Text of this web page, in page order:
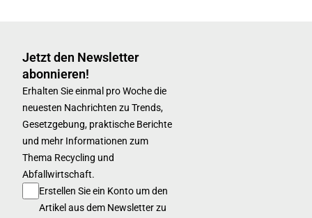
Jetzt den Newsletter
abonnieren!
Erhalten Sie einmal pro Woche die
neuesten Nachrichten zu Trends,
Gesetzgebung, praktische Berichte
und mehr Informationen zum
Thema Recycling und
Abfallwirtschaft.
Erstellen Sie ein Konto um den
Artikel aus dem Newsletter zu